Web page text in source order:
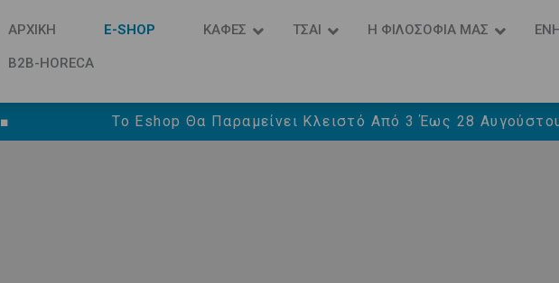
ΑΡΧΙΚΗ E-SHOP ΚΑΦΕΣ ΤΣΑΙ Η ΦΙΛΟΣΟΦΙΑ ΜΑΣ
B2B-HORECA
■ Το Eshop Θα Παραμείνει Κλειστό Από 3 Έως 28